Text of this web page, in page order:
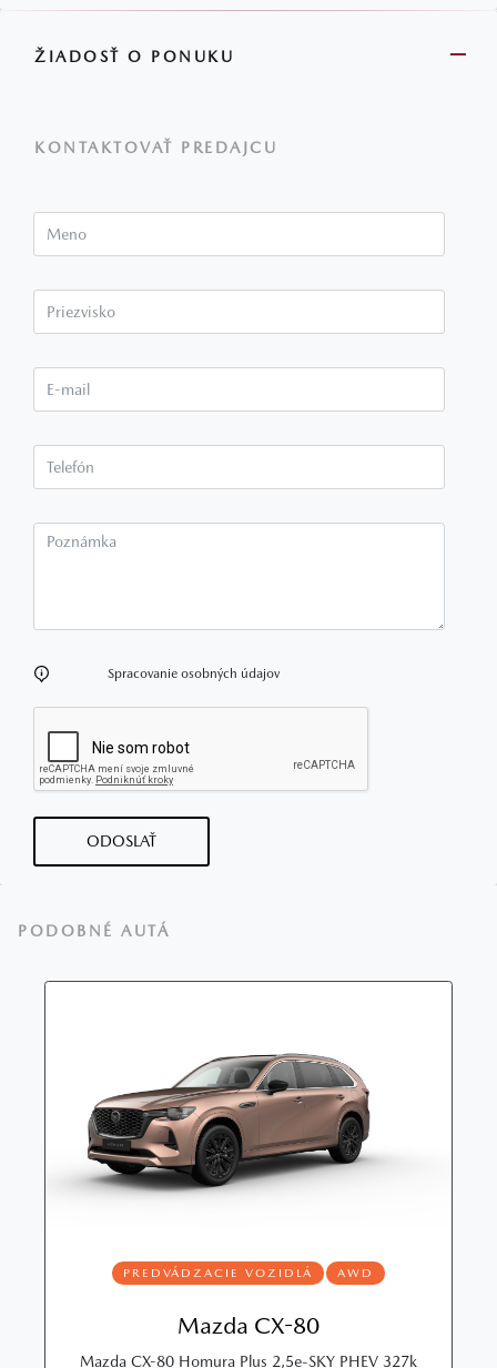
ŽIADOSŤ O PONUKU
KONTAKTOVAŤ PREDAJCU
Spracovanie osobných údajov
ODOSLAŤ
PODOBNÉ AUTÁ
PREDVÁDZACIE VOZIDLÁ AWD
Mazda CX-80
Mazda CX-80 Homura Plus 2,5e-SKY PHEV 327k